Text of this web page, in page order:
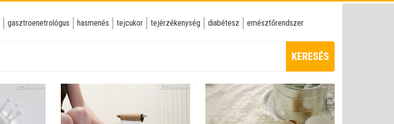
gasztroenetrológus hasmenés tejcukor tejérzékenység diabétesz emésztőrendszer
KERESÉS